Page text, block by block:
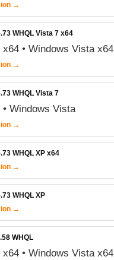
→
WHQL Vista 7 x64
• Windows Vista x64
→
WHQL Vista 7
Windows Vista
→
WHQL XP x64
→
WHQL XP
→
WHQL
• Windows Vista x64